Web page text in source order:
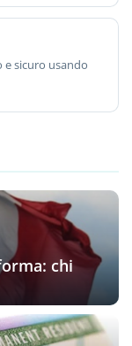
sicuro usando
chi